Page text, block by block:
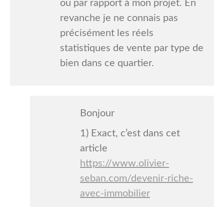
ou par rapport à mon projet. En
revanche je ne connais pas
précisément les réels
statistiques de vente par type de
bien dans ce quartier.
Bonjour
1) Exact, c’est dans cet
article
https://www.olivier-
seban.com/devenir-riche-
avec-immobilier